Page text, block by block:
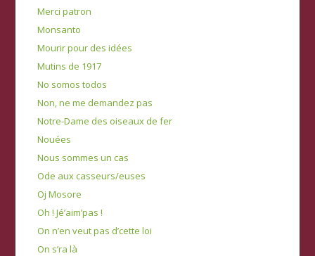
Merci patron
Monsanto
Mourir pour des idées
Mutins de 1917
No somos todos
Non, ne me demandez pas
Notre-Dame des oiseaux de fer
Nouées
Nous sommes un cas
Ode aux casseurs/euses
Oj Mosore
Oh ! Jé’aim’pas !
On n’en veut pas d’cette loi
On s’ra là